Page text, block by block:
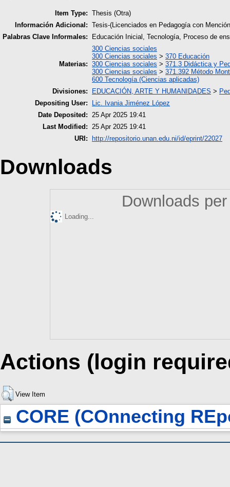
Item Type: Thesis (Otra)
Información Adicional: Tesis-(Licenciados en Pedagogía con
Palabras Clave Informales:
Educación Inicial, Tecnología, Proceso de
Materias:
300 Ciencias sociales
300 Ciencias sociales > 370 Educación
300 Ciencias sociales > 371.3 Didáctica y
300 Ciencias sociales > 371.392 Método
600 Tecnología (Ciencias aplicadas)
Divisiones:
EDUCACIÓN, ARTE Y HUMANIDADES >
Depositing User:
Lic. Ivania Jiménez López
Date Deposited:
25 Apr 2025 19:41
Last Modified:
25 Apr 2025 19:41
URI:
http://repositorio.unan.edu.ni/id/eprint/22027
Downloads
Downloads
Loading...
Actions (login
View Item
CORE (COnnecting